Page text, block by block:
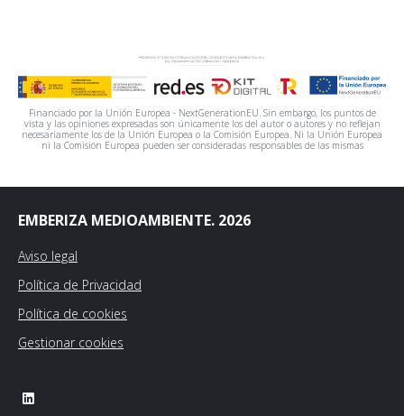
Financiado por la Unión Europea - NextGenerationEU. Sin embargo, los puntos de
vista y las opiniones expresadas son únicamente los del autor o autores y no reflejan
necesariamente los de la Unión Europea o la Comisión Europea. Ni la Unión Europea
ni la Comisión Europea pueden ser consideradas responsables de las mismas
EMBERIZA MEDIOAMBIENTE. 2026
Aviso legal
Política de Privacidad
Política de cookies
Gestionar cookies